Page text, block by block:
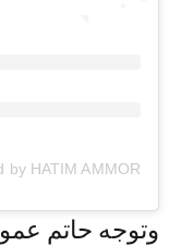
وتوجه حاتم